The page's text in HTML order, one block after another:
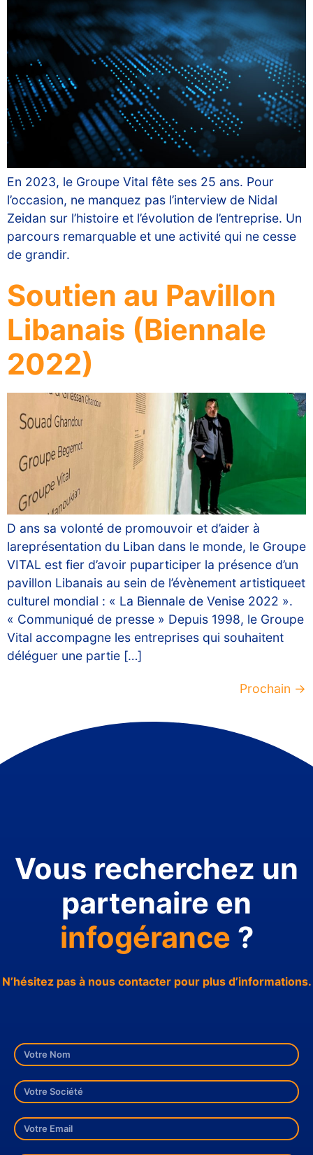
En 2023, le Groupe Vital fête ses 25 ans. Pour
l’occasion, ne manquez pas l’interview de Nidal
Zeidan sur l’histoire et l’évolution de l’entreprise. Un
parcours remarquable et une activité qui ne cesse
de grandir.
Soutien au Pavillon
Libanais (Biennale
2022)
D ans sa volonté de promouvoir et d’aider à
lareprésentation du Liban dans le monde, le Groupe
VITAL est fier d’avoir puparticiper la présence d’un
pavillon Libanais au sein de l’évènement artistiqueet
culturel mondial : « La Biennale de Venise 2022 ».
« Communiqué de presse » Depuis 1998, le Groupe
Vital accompagne les entreprises qui souhaitent
déléguer une partie […]
Prochain →
Vous recherchez un
partenaire en
infogérance ?
N’hésitez pas à nous contacter pour plus d’informations.